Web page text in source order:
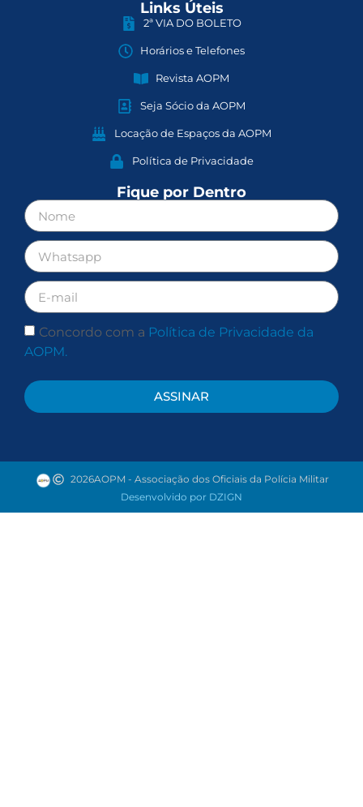
Links Úteis
2ª VIA DO BOLETO
Horários e Telefones
Revista AOPM
Seja Sócio da AOPM
Locação de Espaços da AOPM
Política de Privacidade
Fique por Dentro
Concordo com a Política de Privacidade da
AOPM.
ASSINAR
2026AOPM - Associação dos Oficiais da Polícia Militar
Desenvolvido por DZIGN